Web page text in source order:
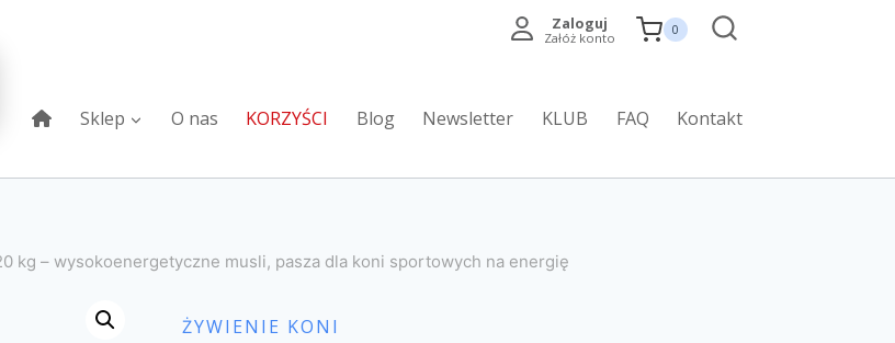
Zaloguj
Załóż konto 0
Sklep O nas KORZYŚCI Blog Newsletter KLUB FAQ Kontakt
kg – wysokoenergetyczne musli, pasza dla koni sportowych na energię
ŻYWIENIE KONI